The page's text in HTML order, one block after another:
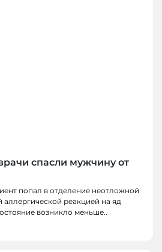
спасли мужчину от
попал в отделение неотложной
реакцией на яд
возникло меньше..